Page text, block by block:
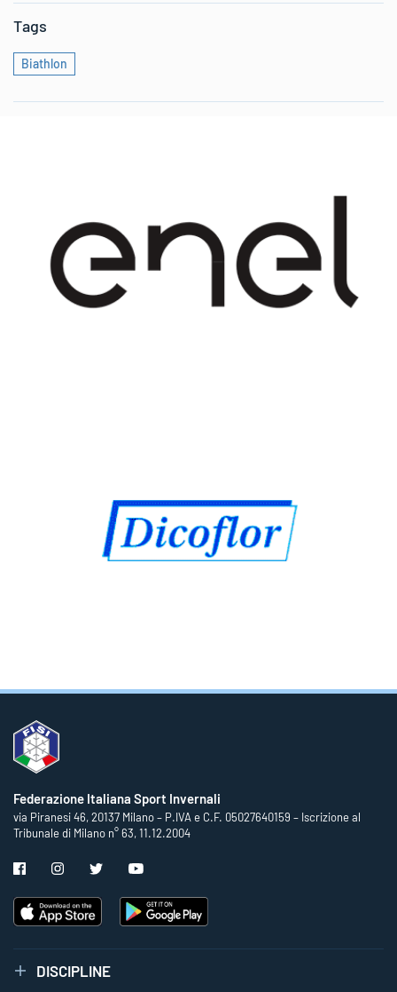
Tags
Biathlon
Federazione Italiana Sport Invernali
via Piranesi 46, 20137 Milano – P.IVA e C.F. 05027640159 – Iscrizione al
Tribunale di Milano n° 63, 11.12.2004
DISCIPLINE